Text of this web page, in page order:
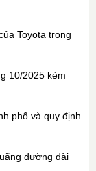
Toyota trong
10/2025 kèm
phố và quy định
đường dài